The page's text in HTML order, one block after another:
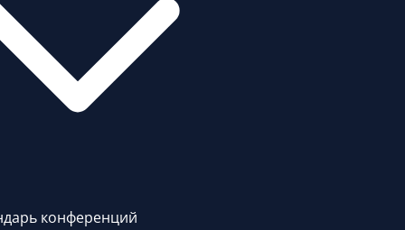
конференций